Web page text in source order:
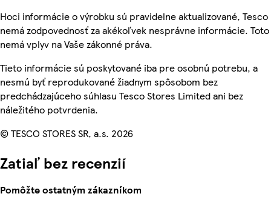
Hoci informácie o výrobku sú pravidelne aktualizované, Tesco
nemá zodpovednosť za akékoľvek nesprávne informácie. Toto
nemá vplyv na Vaše zákonné práva.
Tieto informácie sú poskytované iba pre osobnú potrebu, a
nesmú byť reprodukované žiadnym spôsobom bez
predchádzajúceho súhlasu Tesco Stores Limited ani bez
náležitého potvrdenia.
© TESCO STORES SR, a.s. 2026
Zatiaľ bez recenzií
Pomôžte ostatným zákazníkom